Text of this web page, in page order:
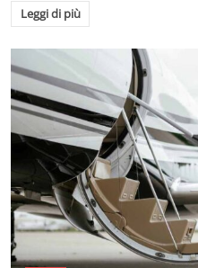
Leggi di più